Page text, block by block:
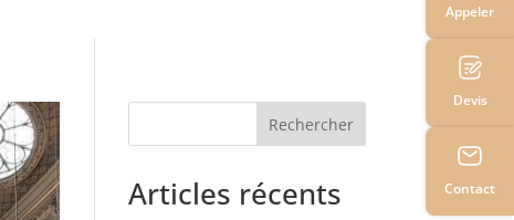
Rechercher
Articles récents
Appeler
Devis
Contact